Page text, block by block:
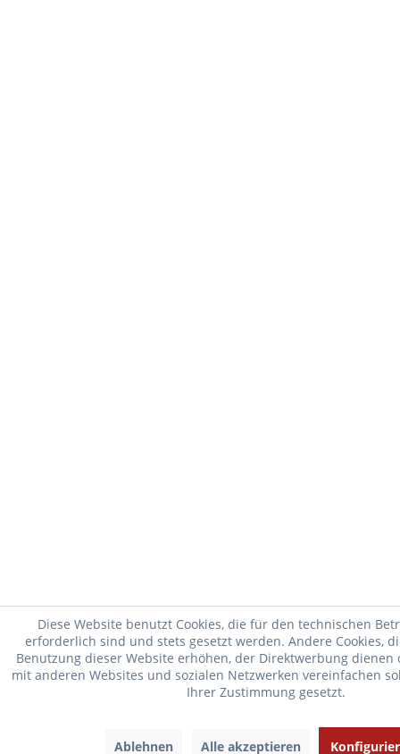
Diese Website benutzt Cookies, die für den technischen
erforderlich sind und stets gesetzt werden. Andere Cookies,
Benutzung dieser Website erhöhen, der Direktwerbung
mit anderen Websites und sozialen Netzwerken vereinfachen
Ihrer Zustimmung gesetzt.
Ablehnen Alle akzeptieren